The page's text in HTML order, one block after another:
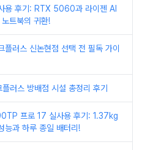
용 후기: RTX 5060과 라이젠 AI
트북의 귀환!
플러스 신논현점 선택 전 필독 가이
러스 방배점 시설 총정리 후기
프로 17 실사용 후기: 1.37kg
능과 하루 종일 배터리!